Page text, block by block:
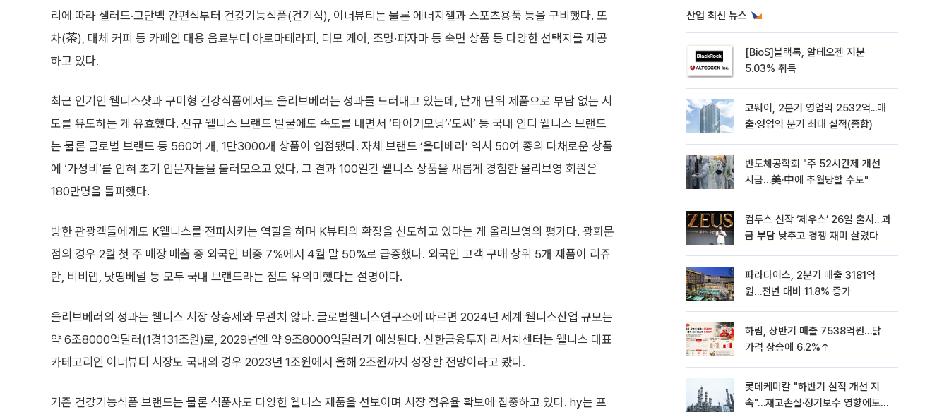
리에 따라 샐러드·고단백 간편식부터 건강기능식품(건기식), 이너뷰티는 물론 에너지젤과 스포츠용품 등을 구비했다. 또
차(茶), 대체 커피 등 카페인 대용 음료부터 아로마테라피, 더모 케어, 조명·파자마 등 숙면 상품 등 다양한 선택지를 제공
하고 있다.
최근 인기인 웰니스샷과 구미형 건강식품에서도 올리브베러는 성과를 드러내고 있는데, 낱개 단위 제품으로 부담 없는 시
도를 유도하는 게 유효했다. 신규 웰니스 브랜드 발굴에도 속도를 내면서 ‘타이거모닝’·‘도씨’ 등 국내 인디 웰니스 브랜드
는 물론 글로벌 브랜드 등 560여 개, 1만3000개 상품이 입점됐다. 자체 브랜드 ‘올더베러’ 역시 50여 종의 다채로운 상품
에 ‘가성비’를 입혀 초기 입문자들을 불러모으고 있다. 그 결과 100일간 웰니스 상품을 새롭게 경험한 올리브영 회원은
180만명을 돌파했다.
방한 관광객들에게도 K웰니스를 전파시키는 역할을 하며 K뷰티의 확장을 선도하고 있다는 게 올리브영의 평가다. 광화문
점의 경우 2월 첫 주 매장 매출 중 외국인 비중 7%에서 4월 말 50%로 급증했다. 외국인 고객 구매 상위 5개 제품이 리쥬
란, 비비랩, 낫띵베럴 등 모두 국내 브랜드라는 점도 유의미했다는 설명이다.
올리브베러의 성과는 웰니스 시장 상승세와 무관치 않다. 글로벌웰니스연구소에 따르면 2024년 세계 웰니스산업 규모는
약 6조8000억달러(1경131조원)로, 2029년엔 약 9조8000억달러가 예상된다. 신한금융투자 리서치센터는 웰니스 대표
카테고리인 이너뷰티 시장도 국내의 경우 2023년 1조원에서 올해 2조원까지 성장할 전망이라고 봤다.
기존 건강기능식품 브랜드는 물론 식품사도 다양한 웰니스 제품을 선보이며 시장 점유율 확보에 집중하고 있다. hy는 프
산업 최신 뉴스
[BioS]블랙록, 알테오젠 지분
5.03% 취득
코웨이, 2분기 영업익 2532억...매
출·영업익 분기 최대 실적(종합)
반도체공학회 "주 52시간제 개선
시급…美·中에 추월당할 수도"
컴투스 신작 ‘제우스’ 26일 출시…과
금 부담 낮추고 경쟁 재미 살렸다
파라다이스, 2분기 매출 3181억
원…전년 대비 11.8% 증가
하림, 상반기 매출 7538억원…닭
가격 상승에 6.2%↑
롯데케미칼 "하반기 실적 개선 지
속"…재고손실·정기보수 영향에도